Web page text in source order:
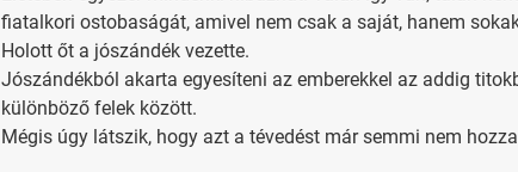
fiatalkori ostobaságát, amivel nem csak a saját, hanem
Holott őt a jószándék vezette.
Jószándékból akarta egyesíteni az emberekkel az addig
különböző felek között.
Mégis úgy látszik, hogy azt a tévedést már semmi nem